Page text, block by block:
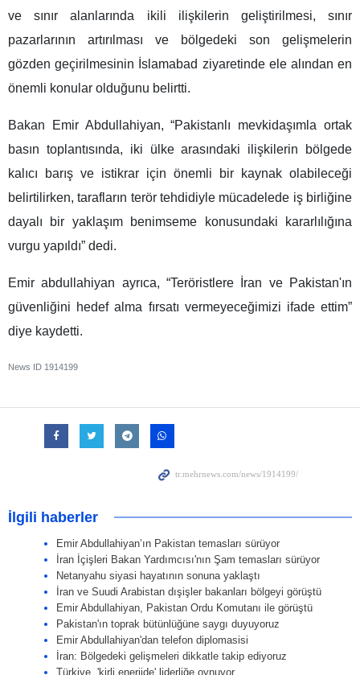
ve sınır alanlarında ikili ilişkilerin geliştirilmesi, sınır
pazarlarının artırılması ve bölgedeki son gelişmelerin
gözden geçirilmesinin İslamabad ziyaretinde ele alından en
önemli konular olduğunu belirtti.
Bakan Emir Abdullahiyan, “Pakistanlı mevkidaşımla ortak
basın toplantısında, iki ülke arasındaki ilişkilerin bölgede
kalıcı barış ve istikrar için önemli bir kaynak olabileceği
belirtilirken, tarafların terör tehdidiyle mücadelede iş birliğine
dayalı bir yaklaşım benimseme konusundaki kararlılığına
vurgu yapıldı” dedi.
Emir abdullahiyan ayrıca, “Teröristlere İran ve Pakistan'ın
güvenliğini hedef alma fırsatı vermeyeceğimizi ifade ettim”
diye kaydetti.
News ID 1914199
İlgili haberler
Emir Abdullahiyan’ın Pakistan temasları sürüyor
İran İçişleri Bakan Yardımcısı'nın Şam temasları sürüyor
Netanyahu siyasi hayatının sonuna yaklaştı
İran ve Suudi Arabistan dışişler bakanları bölgeyi görüştü
Emir Abdullahiyan, Pakistan Ordu Komutanı ile görüştü
Pakistan'ın toprak bütünlüğüne saygı duyuyoruz
Emir Abdullahiyan'dan telefon diplomasisi
İran: Bölgedeki gelişmeleri dikkatle takip ediyoruz
Türkiye, 'kirli enerjide' liderliğe oynuyor